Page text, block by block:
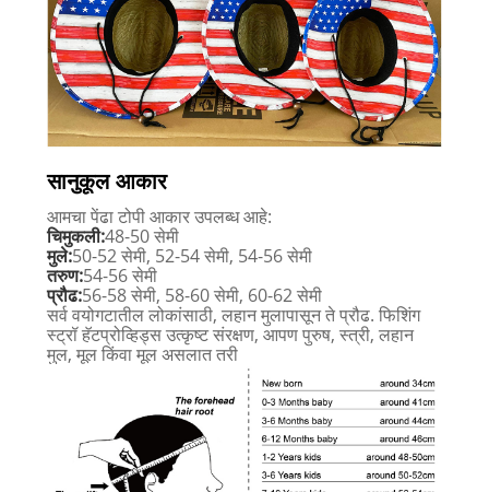
सानुकूल आकार
आमचा पेंढा टोपी आकार उपलब्ध आहे:
चिमुकली:48-50 सेमी
मुले:50-52 सेमी, 52-54 सेमी, 54-56 सेमी
तरुण:54-56 सेमी
प्रौढ:56-58 सेमी, 58-60 सेमी, 60-62 सेमी
सर्व वयोगटातील लोकांसाठी, लहान मुलापासून ते प्रौढ. फिशिंग
स्ट्रॉ हॅटप्रोव्हिड्स उत्कृष्ट संरक्षण, आपण पुरुष, स्त्री, लहान
मुल, मूल किंवा मूल असलात तरी